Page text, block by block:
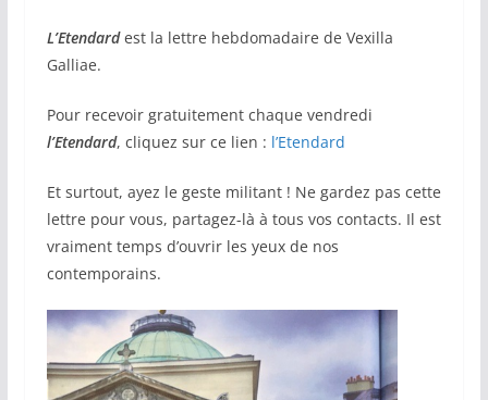
L’Etendardest la lettre hebdomadaire de Vexilla
Galliae.
Pour recevoir gratuitement chaque vendredi
l’Etendard, cliquez sur ce lien : l’Etendard
Et surtout, ayez le geste militant ! Ne gardez pas cette
lettre pour vous, partagez-là à tous vos contacts. Il est
vraiment temps d’ouvrir les yeux de nos
contemporains.